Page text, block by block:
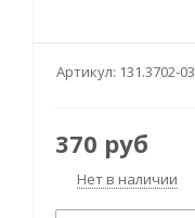
Артикул: 131.3702-03
370 руб
Нет в наличии